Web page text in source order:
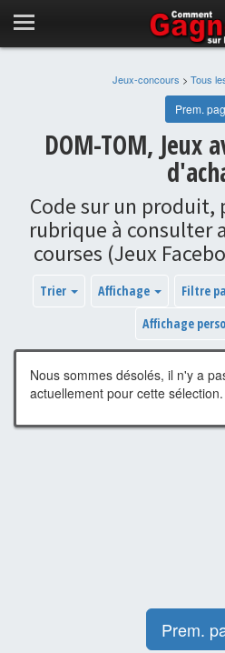
Jeux-concours > Tous
Prem.
DOM-TOM, Jeux
Code sur un produit,
rubrique à consulter
courses (Jeux
Trier Affichage Filtre
Affichage
Nous sommes désolés, il n'y a
actuellement pour cette sélection.
Prem.